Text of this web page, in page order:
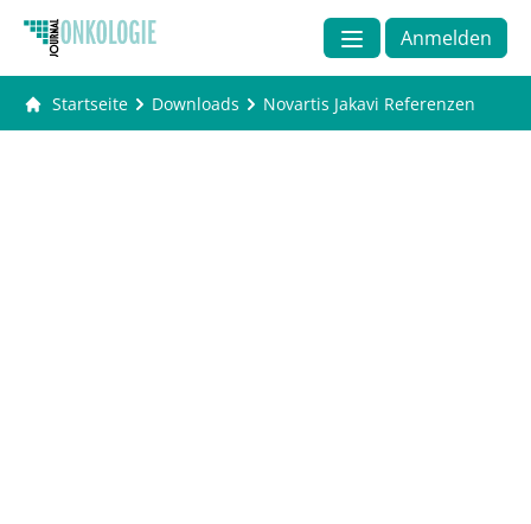
Anmelden
Startseite Downloads Novartis Jakavi Referenzen